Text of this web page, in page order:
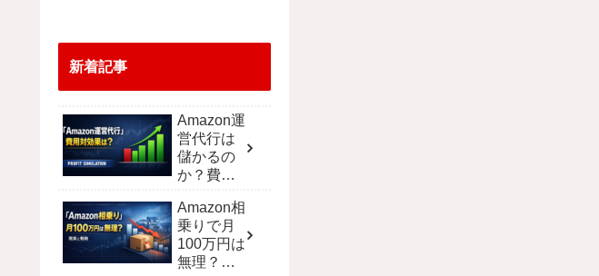
新着記事
Amazon運
営代行は
儲かるの
か？費用
シミュレ
ーション
で徹底解
剖
Amazon相
乗りで月
100万円は
無理？現